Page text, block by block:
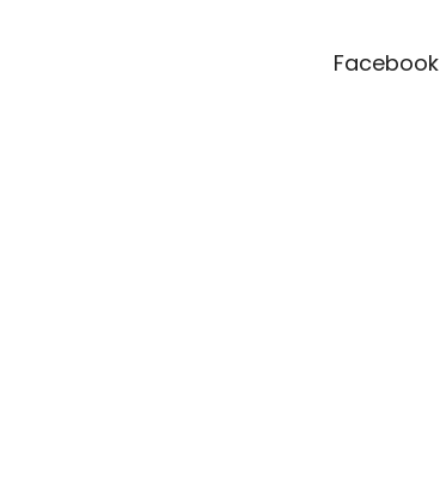
Facebook